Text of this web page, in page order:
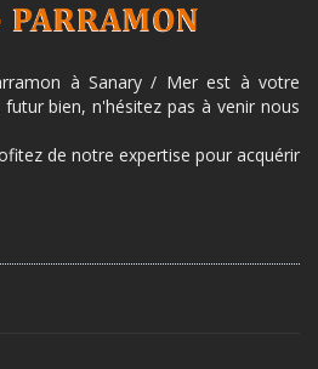
à Sanary / Mer est à votre
bien, n'hésitez pas à venir nous
de notre expertise pour acquérir